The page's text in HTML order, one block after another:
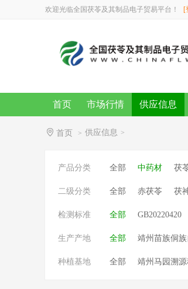
欢迎光临全国茯苓及其制品电子贸易平台！ [
首页 市场行情 供应信息
首页 > 供应信息 >
产品分类 全部 中药材 茯
二级分类 全部 赤茯苓 茯
检测标准 全部 GB20220420
生产产地 全部 靖州苗族侗
种植基地 全部 靖州马园溯